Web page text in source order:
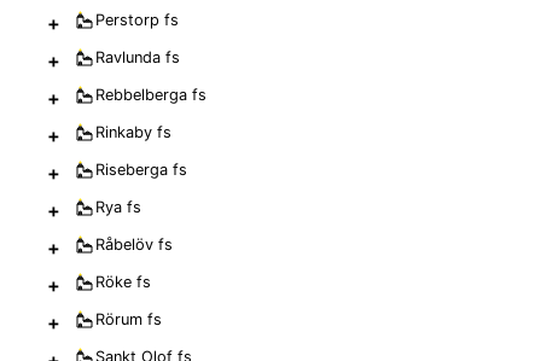
+ Perstorp fs
+ Ravlunda fs
+ Rebbelberga fs
+ Rinkaby fs
+ Riseberga fs
+ Rya fs
+ Råbelöv fs
+ Röke fs
+ Rörum fs
Sankt Olof fs